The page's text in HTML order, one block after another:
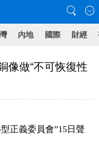
內地 國際 財經
像做“不可恢復性
正義委員會”15日聲